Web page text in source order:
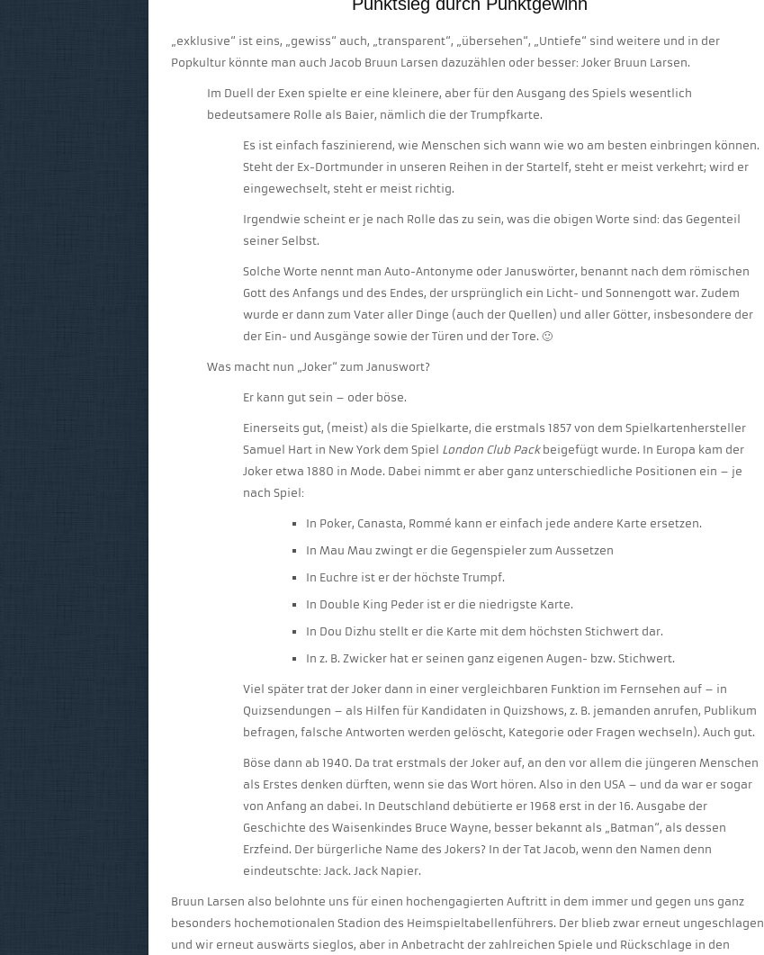
„exklusive“ ist eins, „gewiss“ auch, „transparent“, „übersehen“, „Untiefe“ sind weitere und in der
Popkultur könnte man auch Jacob Bruun Larsen dazuzählen oder besser: Joker Bruun Larsen.
Im Duell der Exen spielte er eine kleinere, aber für den Ausgang des Spiels wesentlich
bedeutsamere Rolle als Baier, nämlich die der Trumpfkarte.
Es ist einfach faszinierend, wie Menschen sich wann wie wo am besten einbringen können.
Steht der Ex-Dortmunder in unseren Reihen in der Startelf, steht er meist verkehrt; wird er
eingewechselt, steht er meist richtig.
Irgendwie scheint er je nach Rolle das zu sein, was die obigen Worte sind: das Gegenteil
seiner Selbst.
Solche Worte nennt man Auto-Antonyme oder Januswörter, benannt nach dem römischen
Gott des Anfangs und des Endes, der ursprünglich ein Licht- und Sonnengott war. Zudem
wurde er dann zum Vater aller Dinge (auch der Quellen) und aller Götter, insbesondere der
der Ein- und Ausgänge sowie der Türen und der Tore. 🙂
Was macht nun „Joker“ zum Januswort?
Er kann gut sein – oder böse.
Einerseits gut, (meist) als die Spielkarte, die erstmals 1857 von dem Spielkartenhersteller
Samuel Hart in New York dem Spiel London Club Packbeigefügt wurde. In Europa kam der
Joker etwa 1880 in Mode. Dabei nimmt er aber ganz unterschiedliche Positionen ein – je
nach Spiel:
In Poker, Canasta, Rommé kann er einfach jede andere Karte ersetzen.
In Mau Mau zwingt er die Gegenspieler zum Aussetzen
In Euchre ist er der höchste Trumpf.
In Double King Peder ist er die niedrigste Karte.
In Dou Dizhu stellt er die Karte mit dem höchsten Stichwert dar.
In z. B. Zwicker hat er seinen ganz eigenen Augen- bzw. Stichwert.
Viel später trat der Joker dann in einer vergleichbaren Funktion im Fernsehen auf – in
Quizsendungen – als Hilfen für Kandidaten in Quizshows, z. B. jemanden anrufen, Publikum
befragen, falsche Antworten werden gelöscht, Kategorie oder Fragen wechseln). Auch gut.
Böse dann ab 1940. Da trat erstmals der Joker auf, an den vor allem die jüngeren Menschen
als Erstes denken dürften, wenn sie das Wort hören. Also in den USA – und da war er sogar
von Anfang an dabei. In Deutschland debütierte er 1968 erst in der 16. Ausgabe der
Geschichte des Waisenkindes Bruce Wayne, besser bekannt als „Batman“, als dessen
Erzfeind. Der bürgerliche Name des Jokers? In der Tat Jacob, wenn den Namen denn
eindeutschte: Jack. Jack Napier.
Bruun Larsen also belohnte uns für einen hochengagierten Auftritt in dem immer und gegen uns ganz
besonders hochemotionalen Stadion des Heimspieltabellenführers. Der blieb zwar erneut ungeschlagen
und wir erneut auswärts sieglos, aber in Anbetracht der zahlreichen Spiele und Rückschlage in den